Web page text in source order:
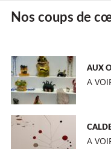
Nos coups de
AUX
A
A